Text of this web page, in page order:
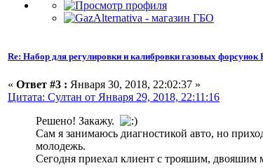
Re: Набор для регулировки и калибровки газовых форсунок
« Ответ #3 : Января 30, 2018, 22:02:37 »
Цитата: Султан от Января 29, 2018, 22:11:16
Решено! Закажу.
Сам я занимаюсь диагностикой авто, но
молодежь.
Сегодня приехал клиент с трояшим, двояшим